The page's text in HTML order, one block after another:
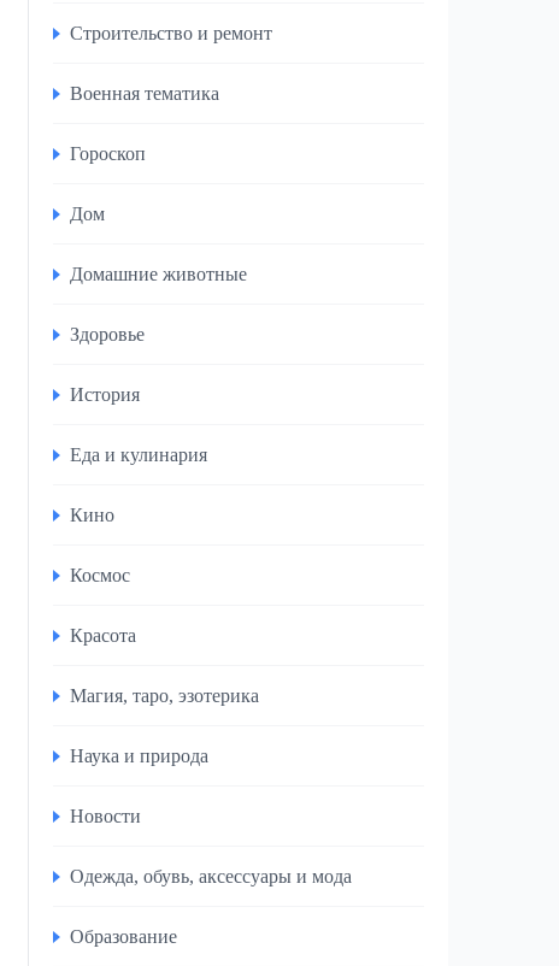
Строительство и ремонт
Военная тематика
Гороскоп
Дом
Домашние животные
Здоровье
История
Еда и кулинария
Кино
Космос
Красота
Магия, таро, эзотерика
Наука и природа
Новости
Одежда, обувь, аксессуары и мода
Образование